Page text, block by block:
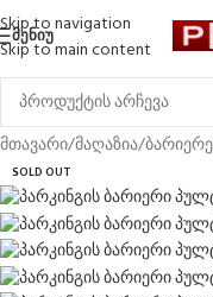
Skip to navigation
Skip to main content
ᲛᲔᲜᲘᲣ
მთავარი/მაღაზია/
SOLD OUT